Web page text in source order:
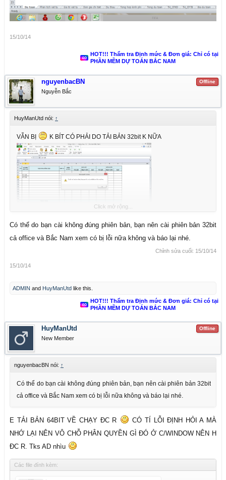
15/10/14
HOT!!! Thẩm tra Định mức & Đơn giá: Chỉ có tại
PHẦN MỀM DỰ TOÁN BẮC NAM
Offline
nguyenbacBN
Nguyễn Bắc
HuyManUtd nói: ↑
VẪN BỊ K BÍT CÓ PHẢI DO TẢI BẢN 32bit K NỮA
Click mở rộng...
Có thể do bạn cài không đúng phiên bản, bạn nên cài phiên bản 32bit
cả office và Bắc Nam xem có bị lỗi nữa không và báo lại nhé.
Chỉnh sửa cuối: 15/10/14
15/10/14
ADMIN and HuyManUtd like this.
HOT!!! Thẩm tra Định mức & Đơn giá: Chỉ có tại
PHẦN MỀM DỰ TOÁN BẮC NAM
Offline
HuyManUtd
New Member
nguyenbacBN nói: ↑
Có thể do bạn cài không đúng phiên bản, bạn nên cài phiên bản 32bit
cả office và Bắc Nam xem có bị lỗi nữa không và báo lại nhé.
E TẢI BẢN 64BIT VỀ CHẠY ĐC R
CÓ TÍ LỖI ĐỊNH HỎI A MÀ
NHỚ LẠI NÊN VÔ CHỖ PHÂN QUYỀN GÌ ĐÓ Ở C/WINDOW NÊN H
ĐC R. Tks AD nhìu
Các file đính kèm: